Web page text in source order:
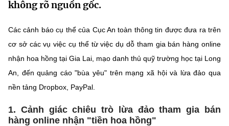
Sở Khoa học và Công nghệ
Chuyển đổi số
Sở hữu trí tuệ
Tiêu chuẩn, đo lường, chất lượng
Năng lượng nguyên tử
Văn bản QPPL
Văn bản chỉ đạo điều hành
Lấy ý kiến người dân về dự thảo VBQPPL
MST IOFFICE
THỐNG KÊ
Khoa học và Công nghệ
Chuyển đổi số
Multimedia
THƯ ĐIỆN TỬ
Videos
không rõ nguồn gốc.
Các cảnh báo cụ thể của Cục An toàn thông tin được đưa ra trên
cơ sở các vụ việc cụ thể từ việc dụ dỗ tham gia bán hàng online
nhận hoa hồng tại Gia Lai, mạo danh thủ quỹ trường học tại Long
An, đến quảng cáo "bùa yêu" trên mạng xã hội và lừa đảo qua
nền tảng Dropbox, PayPal.
1. Cảnh giác chiêu trò lừa đảo tham gia bán
hàng online nhận "tiền hoa hồng"